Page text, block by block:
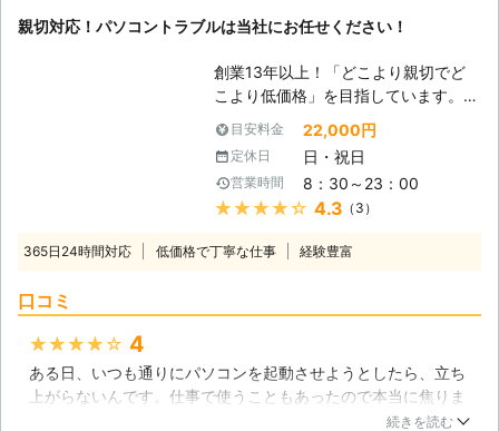
手伝ってか、おかげさまでサポート実
愛された事で、これだけの実績を積む
ことが出来たと考えております。ま
た、当社はデータ復旧についても高い
技術力を持つスタッフが在籍しており
ますので、パソコントラブルに広範に
対応可能です。確かな技術力と対応力
でで期待にお応えいたします。
静岡県 沼津市 2016年11月30日
親切対応！パソコントラブルは当社にお任せください！
創業13年以上！「どこより親切でど
こより低価格」を目指しています。高
いリピート率がお客様満足を実証！パ
ソコン修理・データ復旧・各種トラブ
ルなど、パソコンサポートのことなら
「パソコンサポーターズ」におまかせ
下さい！大阪を拠点に大阪・奈良全域
ルはお任せください】 「パソコン・
良、もしくはハードディスクが物理的
に破損してしまっている可能性があり
ます。最近のハードディスクは丈夫に
目安料金 22,000円
定休日 日・祝日
営業時間 8：30～23：00
★★★★★ 4.3 （3）
365日24時間対応 低価格で丁寧な仕事 経験豊富
口コミ
★★★★★ 4
ある日、いつも通りにパソコンを起動させようとしたら、立ち
上がらないんです。仕事で使うこともあったので本当に焦りま
したが、即日対応、低価格ということでこちらにパソコン修理
続きを読む